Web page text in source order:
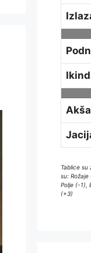
Tablice su
su:
Polje (-1),
(+3)